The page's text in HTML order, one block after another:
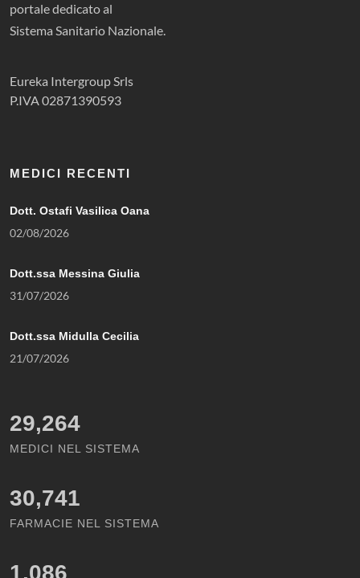
portale dedicato al
Sistema Sanitario Nazionale.
Eureka Intergroup Srls
P.IVA 02871390593
MEDICI RECENTI
Dott. Ostafi Vasilica Oana
02/08/2026
Dott.ssa Messina Giulia
31/07/2026
Dott.ssa Midulla Cecilia
21/07/2026
29,264
MEDICI NEL SISTEMA
30,741
FARMACIE NEL SISTEMA
1,086